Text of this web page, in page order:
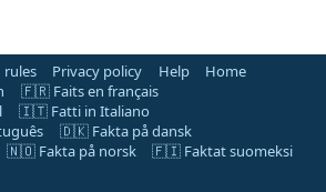
rules Privacy policy Help
Home
🇫🇷 Faits en français
🇮🇹 Fatti in Italiano
🇩🇰 Fakta på dansk
🇳🇴 Fakta på norsk
🇫🇮 Faktat suomeksi